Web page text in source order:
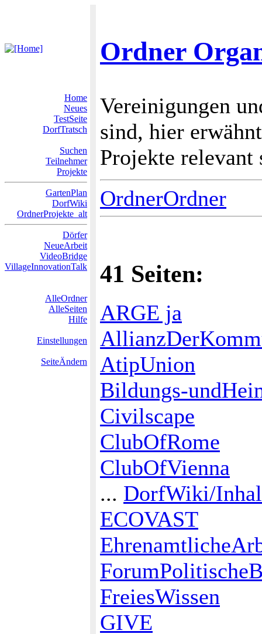
Ordner
Home
Neues
TestSeite
DorfTratsch
Suchen
Teilnehmer
Projekte
GartenPlan
DorfWiki
OrdnerProjekte_alt
Dörfer
NeueArbeit
VideoBridge
VillageInnovationTalk
AlleOrdner
AlleSeiten
Hilfe
Einstellungen
SeiteÄndern
Vereinigungen
sind, hier
Projekte relevant
OrdnerOrdner
41 Seiten:
ARGE ja
AtipUnion
Bildungs-
Civilscape
ClubOfRome
ClubOfVienna
... DorfWiki/
ECOVAST
FreiesWissen
GIVE